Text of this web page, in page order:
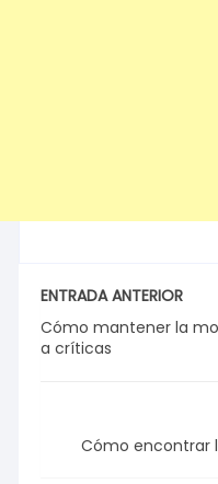
ENTRADA ANTERIOR
Cómo mantener la
a críticas
Cómo encontrar